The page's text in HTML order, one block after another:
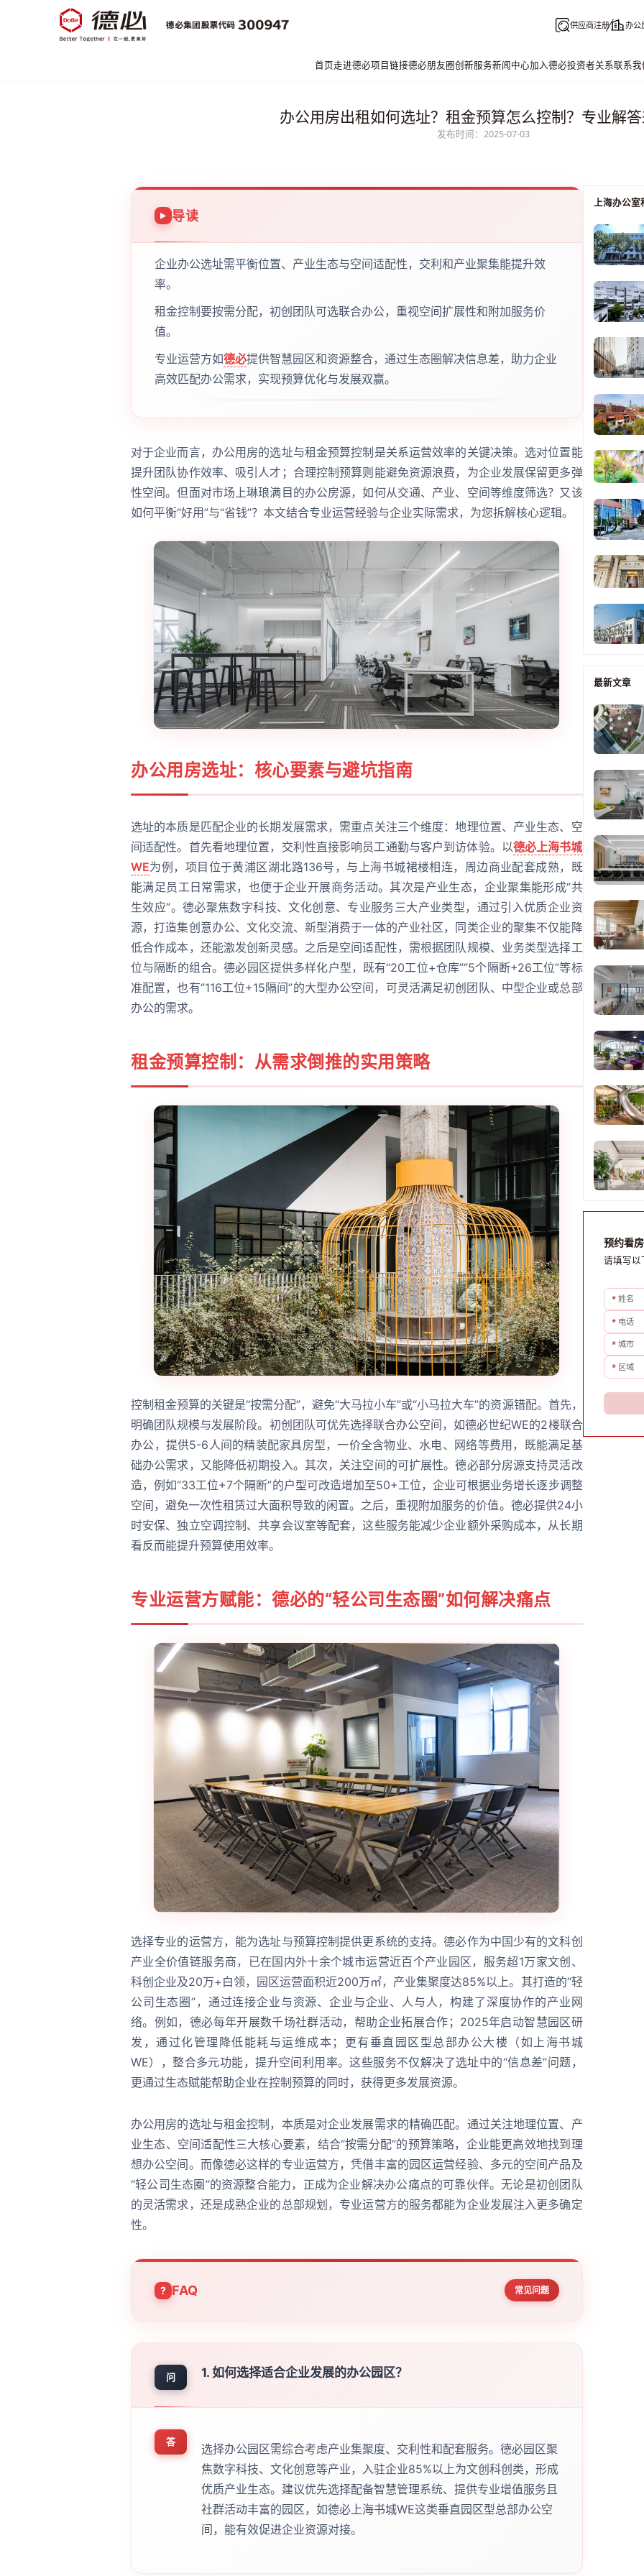
供应商注册 办公
首页走进德必项目链接德必朋友圈创新服务新闻中心加入德必投资者关系联系我
办公用房出租如何选址？租金预算怎么控制？专业解答
发布时间：2025-07-03
导读
企业办公选址需平衡位置、产业生态与空间适配性，交利和产业聚集能提升效
率。
租金控制要按需分配，初创团队可选联合办公，重视空间扩展性和附加服务价
值。
专业运营方如德必提供智慧园区和资源整合，通过生态圈解决信息差，助力企业
高效匹配办公需求，实现预算优化与发展双赢。
对于企业而言，办公用房的选址与租金预算控制是关系运营效率的关键决策。选对位置能
提升团队协作效率、吸引人才；合理控制预算则能避免资源浪费，为企业发展保留更多弹
性空间。但面对市场上琳琅满目的办公房源，如何从交通、产业、空间等维度筛选？又该
如何平衡“好用”与“省钱”？本文结合专业运营经验与企业实际需求，为您拆解核心逻辑。
办公用房选址：核心要素与避坑指南
选址的本质是匹配企业的长期发展需求，需重点关注三个维度：地理位置、产业生态、空
间适配性。首先看地理位置，交利性直接影响员工通勤与客户到访体验。以德必上海书城
WE为例，项目位于黄浦区湖北路136号，与上海书城裙楼相连，周边商业配套成熟，既
能满足员工日常需求，也便于企业开展商务活动。其次是产业生态，企业聚集能形成“共
生效应”。德必聚焦数字科技、文化创意、专业服务三大产业类型，通过引入优质企业资
源，打造集创意办公、文化交流、新型消费于一体的产业社区，同类企业的聚集不仅能降
低合作成本，还能激发创新灵感。之后是空间适配性，需根据团队规模、业务类型选择工
位与隔断的组合。德必园区提供多样化户型，既有“20工位+仓库”“5个隔断+26工位”等标
准配置，也有“116工位+15隔间”的大型办公空间，可灵活满足初创团队、中型企业或总部
办公的需求。
租金预算控制：从需求倒推的实用策略
控制租金预算的关键是“按需分配”，避免“大马拉小车”或“小马拉大车”的资源错配。首先，
明确团队规模与发展阶段。初创团队可优先选择联合办公空间，如德必世纪WE的2楼联合
办公，提供5-6人间的精装配家具房型，一价全含物业、水电、网络等费用，既能满足基
础办公需求，又能降低初期投入。其次，关注空间的可扩展性。德必部分房源支持灵活改
造，例如“33工位+7个隔断”的户型可改造增加至50+工位，企业可根据业务增长逐步调整
空间，避免一次性租赁过大面积导致的闲置。之后，重视附加服务的价值。德必提供24小
时安保、独立空调控制、共享会议室等配套，这些服务能减少企业额外采购成本，从长期
看反而能提升预算使用效率。
专业运营方赋能：德必的“轻公司生态圈”如何解决痛点
选择专业的运营方，能为选址与预算控制提供更系统的支持。德必作为中国少有的文科创
产业全价值链服务商，已在国内外十余个城市运营近百个产业园区，服务超1万家文创、
科创企业及20万+白领，园区运营面积近200万㎡，产业集聚度达85%以上。其打造的“轻
公司生态圈”，通过连接企业与资源、企业与企业、人与人，构建了深度协作的产业网
络。例如，德必每年开展数千场社群活动，帮助企业拓展合作；2025年启动智慧园区研
发，通过化管理降低能耗与运维成本；更有垂直园区型总部办公大楼（如上海书城
WE），整合多元功能，提升空间利用率。这些服务不仅解决了选址中的“信息差”问题，
更通过生态赋能帮助企业在控制预算的同时，获得更多发展资源。
办公用房的选址与租金控制，本质是对企业发展需求的精确匹配。通过关注地理位置、产
业生态、空间适配性三大核心要素，结合“按需分配”的预算策略，企业能更高效地找到理
想办公空间。而像德必这样的专业运营方，凭借丰富的园区运营经验、多元的空间产品及
“轻公司生态圈”的资源整合能力，正成为企业解决办公痛点的可靠伙伴。无论是初创团队
的灵活需求，还是成熟企业的总部规划，专业运营方的服务都能为企业发展注入更多确定
性。
FAQ 常见问题
问 1. 如何选择适合企业发展的办公园区？
答
选择办公园区需综合考虑产业集聚度、交利性和配套服务。德必园区聚
焦数字科技、文化创意等产业，入驻企业85%以上为文创科创类，形成
优质产业生态。建议优先选择配备智慧管理系统、提供专业增值服务且
社群活动丰富的园区，如德必上海书城WE这类垂直园区型总部办公空
间，能有效促进企业资源对接。
上海办公室
最新文章
预约看房
请填写以
* 姓名
* 电话
* 城市
* 区域